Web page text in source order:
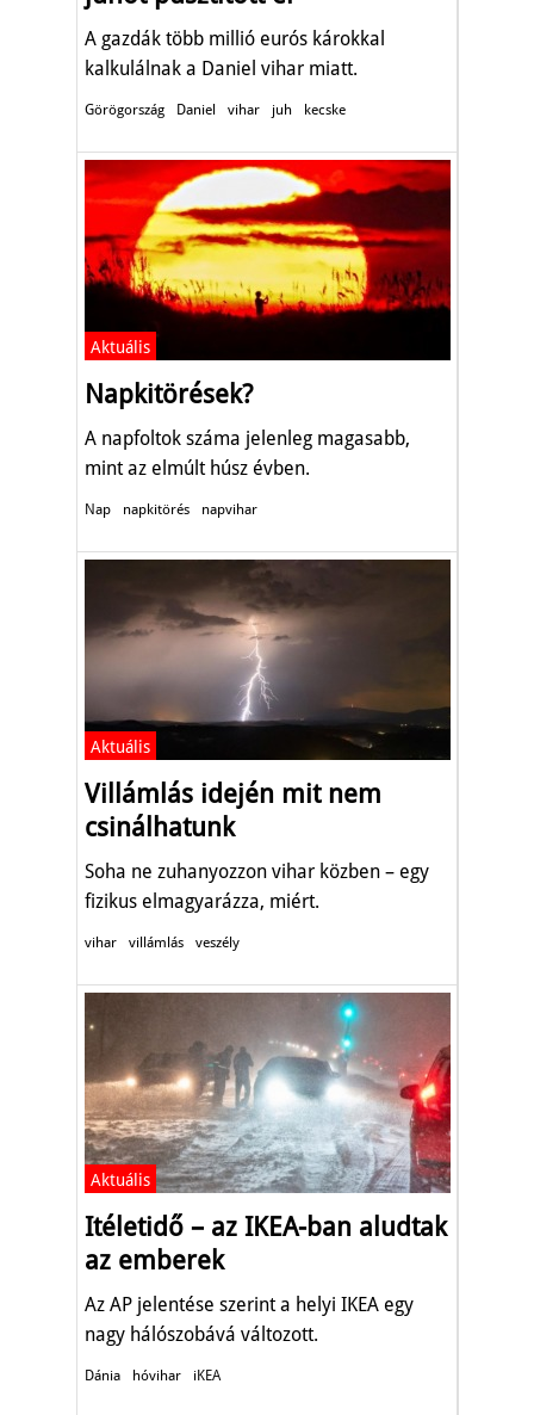
A gazdák több millió eurós károkkal
kalkulálnak a Daniel vihar miatt.
Görögország Daniel vihar juh kecske
Aktuális
Napkitörések?
A napfoltok száma jelenleg magasabb,
mint az elmúlt húsz évben.
Nap napkitörés napvihar
Aktuális
Villámlás idején mit nem
csinálhatunk
Soha ne zuhanyozzon vihar közben – egy
fizikus elmagyarázza, miért.
vihar villámlás veszély
Aktuális
Itéletidő – az IKEA-ban aludtak
az emberek
Az AP jelentése szerint a helyi IKEA egy
nagy hálószobává változott.
Dánia hóvihar iKEA